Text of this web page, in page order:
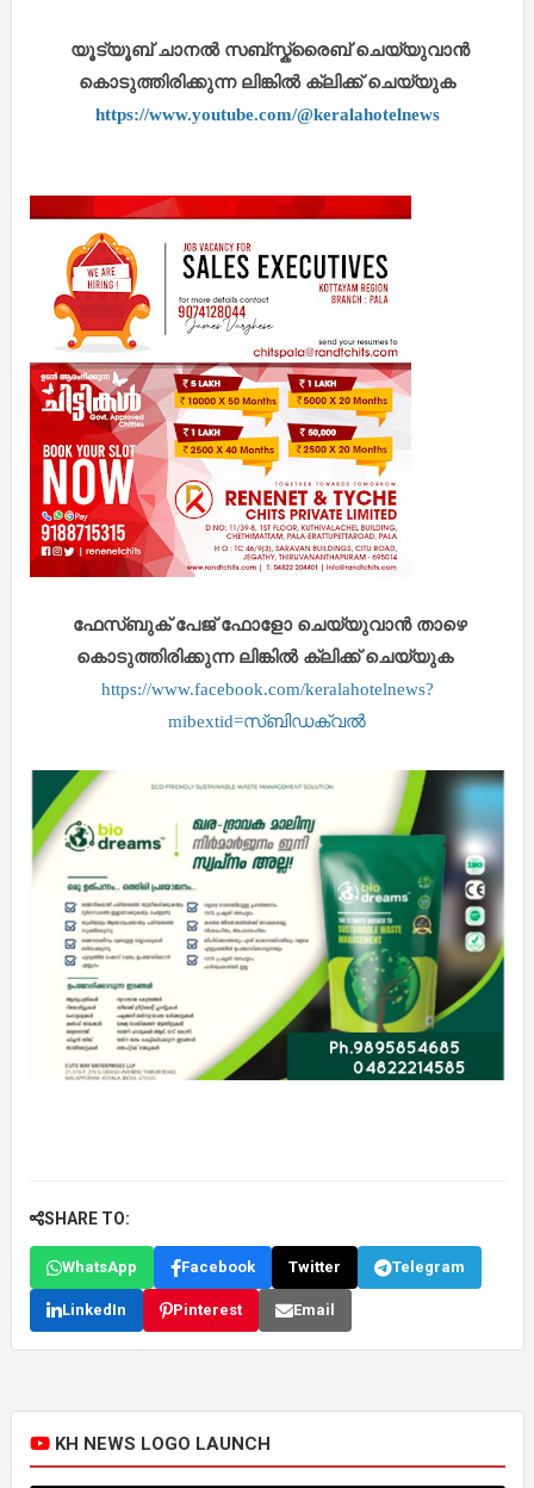
യൂട്യൂബ് ചാനൽ സബ്സ്ക്രൈബ് ചെയ്യുവാൻ
കൊടുത്തിരിക്കുന്ന ലിങ്കിൽ ക്ലിക്ക് ചെയ്യുക
https://www.youtube.com/@keralahotelnews
ഫേസ്ബുക് പേജ് ഫോളോ ചെയ്യുവാൻ താഴെ
കൊടുത്തിരിക്കുന്ന ലിങ്കിൽ ക്ലിക്ക് ചെയ്യുക
https://www.facebook.com/keralahotelnews?
mibextid=സ്‌ബിഡക്വൽ
SHARE TO:
WhatsApp Facebook Twitter Telegram
LinkedIn Pinterest Email
KH NEWS LOGO LAUNCH